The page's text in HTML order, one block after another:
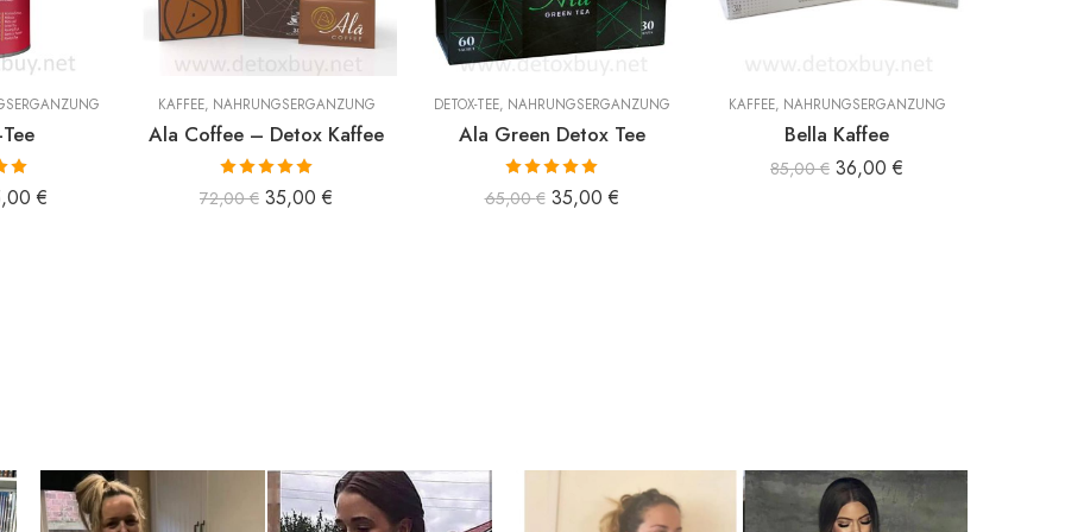
mit
5 €
KAFFEE, NAHRUNGSERGÄNZUNG
Ala Coffee – Detox Kaffee
Bewertet mit
5.00 von 5
72,00€ 35,00 €
DETOX-TEE, NAHRUNGSERGÄNZUNG
Ala Green Detox Tee
Bewertet mit
5.00 von 5
65,00€ 35,00 €
KAFFEE, NAHRUNGSERGÄNZUNG
Bella Kaffee
85,00€ 36,00 €